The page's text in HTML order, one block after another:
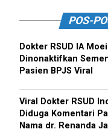
POS-
Dokter RSUD IA
Dinonaktifkan
Pasien BPJS Viral
Viral Dokter RSUD
Diduga Komentari
Nama dr. Renanda